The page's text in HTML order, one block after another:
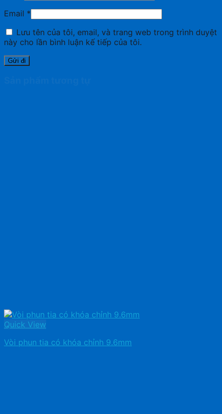
Email *
Lưu tên của tôi, email, và trang web trong trình duyệt
này cho lần bình luận kế tiếp của tôi.
Quick View
Vòi phun tia có khóa chỉnh 9.6mm